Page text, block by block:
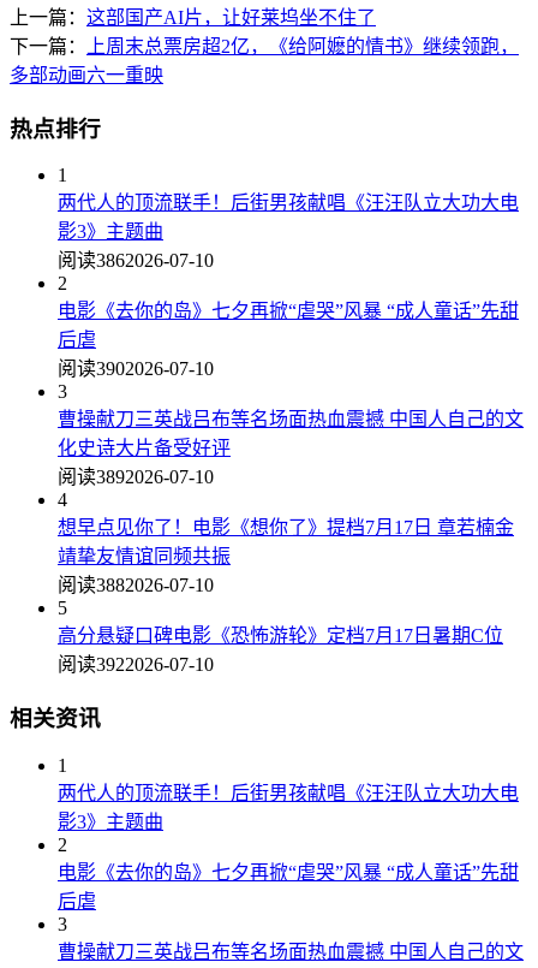
上一篇： 这部国产AI片，让好莱坞坐不住了
下一篇：
上周末总票房超2亿，《给阿嬷的情书》继续领跑，
多部动画六一重映
热点排行
1
两代人的顶流联手！后街男孩献唱《汪汪队立大功大电
影3》主题曲
阅读3862026-07-10
2
电影《去你的岛》七夕再掀“虐哭”风暴 “成人童话”先甜
后虐
阅读3902026-07-10
3
曹操献刀三英战吕布等名场面热血震撼 中国人自己的文
化史诗大片备受好评
阅读3892026-07-10
4
想早点见你了！电影《想你了》提档7月17日 章若楠金
靖挚友情谊同频共振
阅读3882026-07-10
5
高分悬疑口碑电影《恐怖游轮》定档7月17日暑期C位
阅读3922026-07-10
相关资讯
1
两代人的顶流联手！后街男孩献唱《汪汪队立大功大电
影3》主题曲
2
电影《去你的岛》七夕再掀“虐哭”风暴 “成人童话”先甜
后虐
3
曹操献刀三英战吕布等名场面热血震撼 中国人自己的文